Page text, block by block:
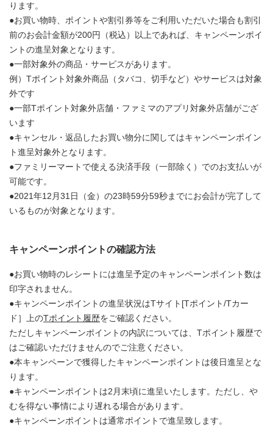
ります。
●お買い物時、ポイントや割引券等をご利用いただいた場合も割引
前のお会計金額が200円（税込）以上であれば、キャンペーンポイ
ントの進呈対象となります。
●一部対象外の商品・サービスがあります。
例）Tポイント対象外商品（タバコ、切手など）やサービスは対象
外です
●一部Tポイント対象外店舗・ファミマのアプリ対象外店舗がござ
います
●キャンセル・返品したお買い物分に関してはキャンペーンポイン
ト進呈対象外となります。
●ファミリーマートで使える決済手段（一部除く）でのお支払いが
可能です。
●2021年12月31日（金）の23時59分59秒までにお会計が完了して
いるものが対象となります。
キャンペーンポイントの確認方法
●お買い物時のレシートには進呈予定のキャンペーンポイント数は
印字されません。
●キャンペーンポイントの進呈状況はTサイト[Tポイント/Tカー
ド］上のTポイント履歴をご確認ください。
ただしキャンペーンポイントの内訳については、Tポイント履歴で
はご確認いただけませんのでご注意ください。
●本キャンペーンで獲得したキャンペーンポイントは後日進呈とな
ります。
●キャンペーンポイントは2月末頃に進呈いたします。ただし、や
むを得ない事情により遅れる場合があります。
●キャンペーンポイントは通常ポイントで進呈致します。